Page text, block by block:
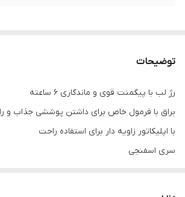
توضیحات
رژ لب با پیگمنت قوی و ماندگاری 6 ساعته
براق با فرمول خاص برای داشتن پوششی جذاب و
با اپلیکاتور زاویه دار برای استفاده راحت
سری اسفنجی